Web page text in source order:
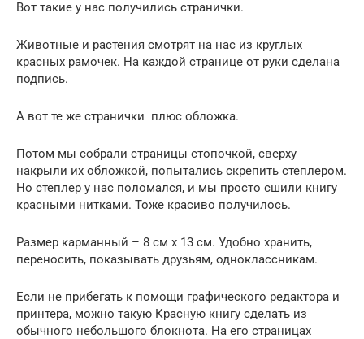
Вот такие у нас получились странички.
Животные и растения смотрят на нас из круглых
красных рамочек. На каждой странице от руки сделана
подпись.
А вот те же странички плюс обложка.
Потом мы собрали страницы стопочкой, сверху
накрыли их обложкой, попытались скрепить степлером.
Но степлер у нас поломался, и мы просто сшили книгу
красными нитками. Тоже красиво получилось.
Размер карманный – 8 см х 13 см. Удобно хранить,
переносить, показывать друзьям, одноклассникам.
Если не прибегать к помощи графического редактора и
принтера, можно такую Красную книгу сделать из
обычного небольшого блокнота. На его страницах